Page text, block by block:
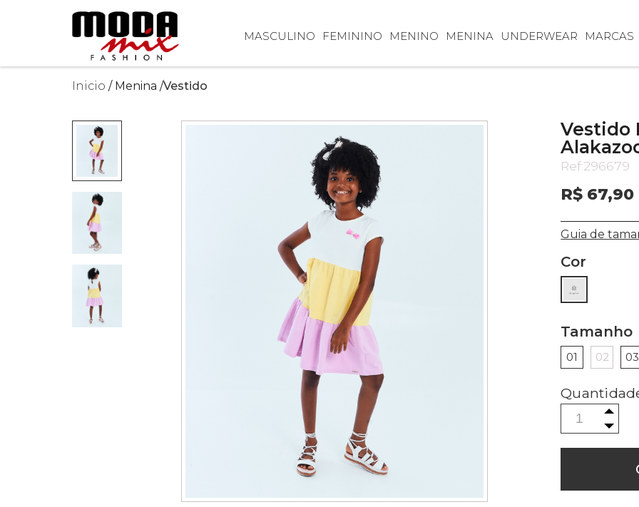
MARCAS
MASCULINO FEMININO MENINO MENINA UNDERWEAR
Inicio Menina Vestido
Vestido
Ref:296679
R$ 67,90
Guia de
Cor
Tamanho
01 02 03